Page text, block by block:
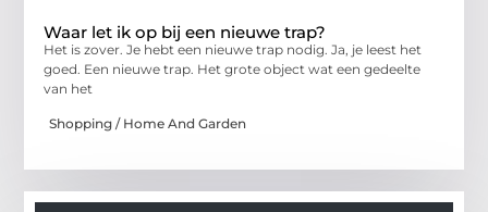
Waar let ik op bij een nieuwe trap?
Het is zover. Je hebt een nieuwe trap nodig. Ja, je leest het
goed. Een nieuwe trap. Het grote object wat een gedeelte
van het
Shopping / Home And Garden